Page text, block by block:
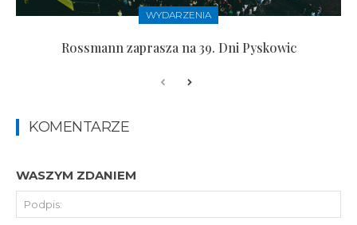
WYDARZENIA
Rossmann zaprasza na 39. Dni Pyskowic
KOMENTARZE
WASZYM ZDANIEM